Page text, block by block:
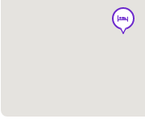
hotel